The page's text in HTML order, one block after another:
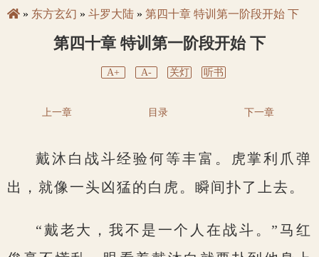
» 东方玄幻 » 斗罗大陆 » 第四十章 特训第一阶段开始 下
第四十章 特训第一阶段开始 下
A+ A- 关灯 听书
上一章 目录 下一章
戴沐白战斗经验何等丰富。虎掌利爪弹
出，就像一头凶猛的白虎。瞬间扑了上去。
“戴老大，我不是一个人在战斗。”马红